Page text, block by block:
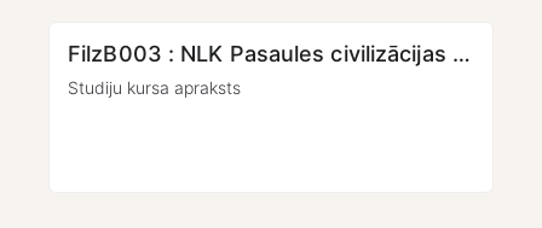
FilzB003 : NLK Pasaules civilizācijas vēsture
Studiju kursa apraksts